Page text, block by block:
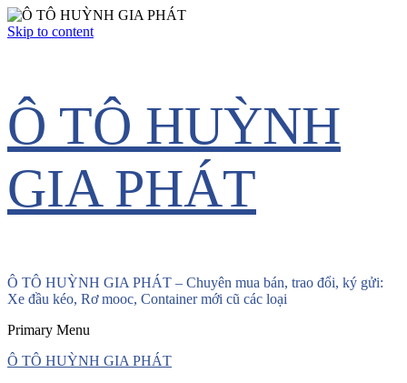
Skip to content
Ô TÔ HUỲNH
GIA PHÁT
Ô TÔ HUỲNH GIA PHÁT – Chuyên mua bán, trao đổi, ký gửi:
Xe đầu kéo, Rơ mooc, Container mới cũ các loại
Primary Menu
Ô TÔ HUỲNH GIA PHÁT